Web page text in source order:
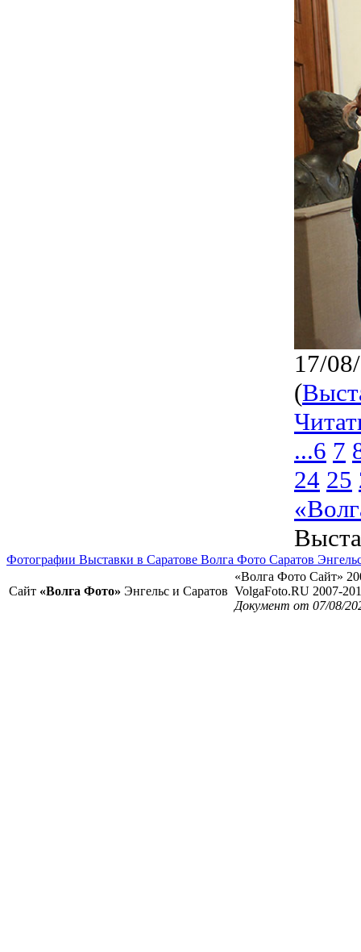
17/
(
...6 7
24 25
Фотографии Выставки в Саратове Волга Фото Саратов
Сайт «Волга Фото» Энгельс и Саратов
«Волга Фото Сайт»
VolgaFoto.RU 2007-
Документ от 07/08/